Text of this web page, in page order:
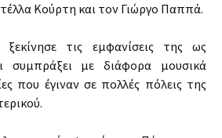
Κούρτη και τον Γιώργο Παππά.
τις εμφανίσεις της ως
συμπράξει με διάφορα μουσικά
που έγιναν σε πολλές πόλεις της